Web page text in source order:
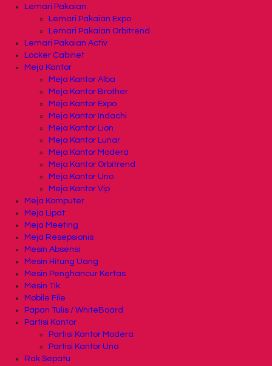
Lemari Pakaian
Lemari Pakaian Expo
Lemari Pakaian Orbitrend
Lemari Pakaian Activ
Locker Cabinet
Meja Kantor
Meja Kantor Alba
Meja Kantor Brother
Meja Kantor Expo
Meja Kantor Indachi
Meja Kantor Lion
Meja Kantor Lunar
Meja Kantor Modera
Meja Kantor Orbitrend
Meja Kantor Uno
Meja Kantor Vip
Meja Komputer
Meja Lipat
Meja Meeting
Meja Resepsionis
Mesin Absensi
Mesin Hitung Uang
Mesin Penghancur Kertas
Mesin Tik
Mobile File
Papan Tulis / WhiteBoard
Partisi Kantor
Partisi Kantor Modera
Partisi Kantor Uno
Rak Sepatu